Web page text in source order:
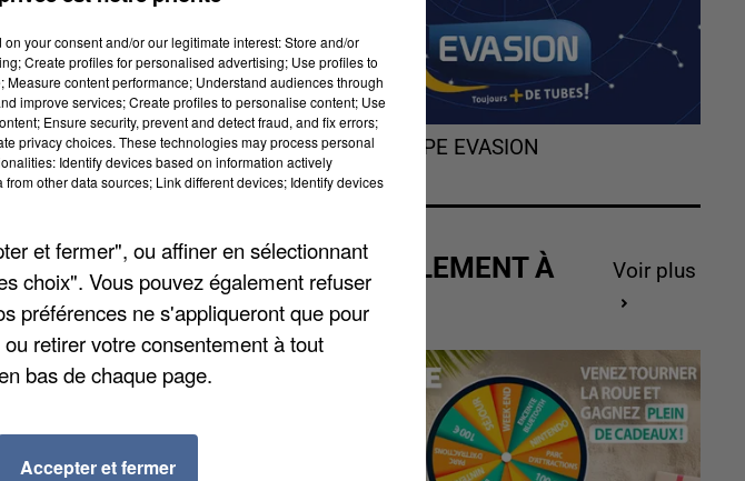
L'objectif est de
La navette reliera à
9h à 17h15, et le
très prochainement.
L'HOROSCOPE EVASION
ACTUELLEMENT À
GAGNER
Voir plus
your consent and/or our legitimate interest: Store and/or
Create profiles for personalised advertising; Use profiles to
content performance; Understand audiences through
improve services; Create profiles to personalise content; Use
Ensure security, prevent and detect fraud, and fix errors;
privacy choices. These technologies may process personal
Identify devices based on information actively
other data sources; Link different devices; Identify devices
et fermer", ou affiner en sélectionnant
choix". Vous pouvez également refuser
préférences ne s'appliqueront que pour
retirer votre consentement à tout
bas de chaque page.
Accepter et fermer